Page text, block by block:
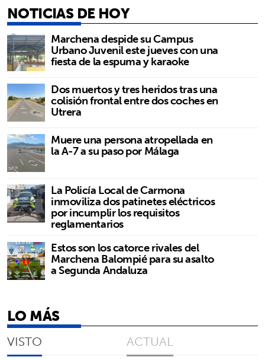
NOTICIAS DE HOY
Marchena despide su Campus
Urbano Juvenil este jueves con una
fiesta de la espuma y karaoke
Dos muertos y tres heridos tras una
colisión frontal entre dos coches en
Utrera
Muere una persona atropellada en
la A-7 a su paso por Málaga
La Policía Local de Carmona
inmoviliza dos patinetes eléctricos
por incumplir los requisitos
reglamentarios
Estos son los catorce rivales del
Marchena Balompié para su asalto
a Segunda Andaluza
LO MÁS
VISTO ACTUAL